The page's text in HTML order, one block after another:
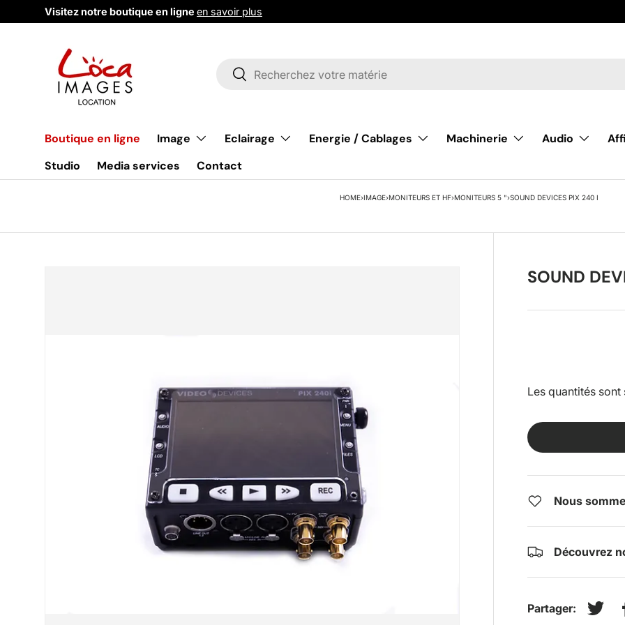
Aller au contenu
Visitez notre boutique en ligne en savoir plus
Recherche
Rechercher
Boutique en ligne Image Eclairage Energie / Cablages Machinerie Audio
Studio
Media services Contact
HOME›IMAGE›MONITEURS ET HF›MONITEURS 5 "›SOUND DEVICES PIX 240 I
SOUND
Les quantités
Nous
Découvrez
Partager: